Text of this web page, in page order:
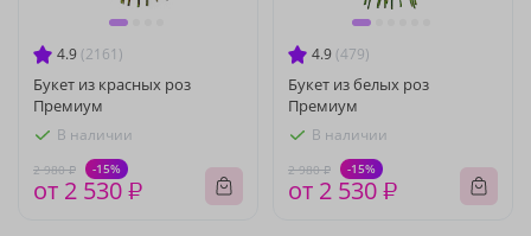
4.9 (2161)
Букет из красных роз
Премиум
В наличии
2 980 ₽ -15%
от 2 530 ₽
4.9 (479)
Букет из белых роз
Премиум
В наличии
2 980 ₽ -15%
от 2 530 ₽